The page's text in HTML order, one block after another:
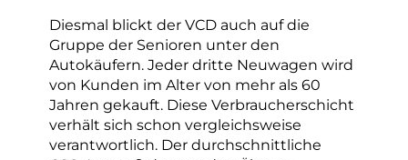
Diesmal blickt der VCD auch auf die
Gruppe der Senioren unter den
Autokäufern. Jeder dritte Neuwagen wird
von Kunden im Alter von mehr als 60
Jahren gekauft. Diese Verbraucherschicht
verhält sich schon vergleichsweise
verantwortlich. Der durchschnittliche